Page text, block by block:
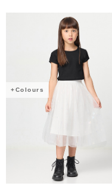
+Colours